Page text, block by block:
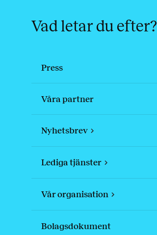
Vad letar du efter?
Press
Våra partner
Nyhetsbrev
Lediga tjänster
Vår organisation
Bolagsdokument